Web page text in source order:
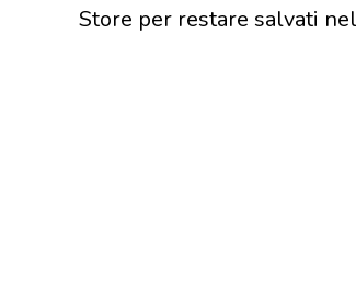
Store per restare salvati